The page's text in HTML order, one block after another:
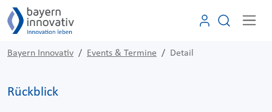
Bayern Innovativ Events & Termine Detail
Rückblick